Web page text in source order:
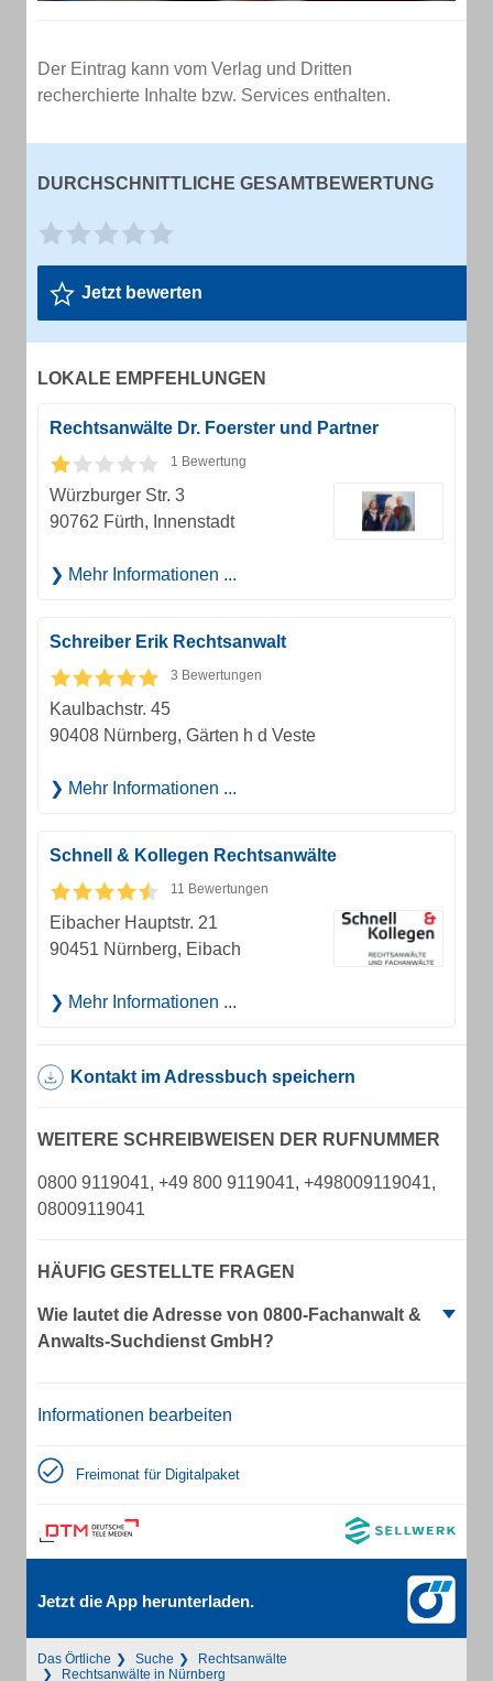
Der Eintrag kann vom Verlag und Dritten
recherchierte Inhalte bzw. Services enthalten.
DURCHSCHNITTLICHE GESAMTBEWERTUNG
Jetzt bewerten
LOKALE EMPFEHLUNGEN
Rechtsanwälte Dr. Foerster und Partner
1 Bewertung
Würzburger Str. 3
90762 Fürth, Innenstadt
Mehr Informationen ...
Schreiber Erik Rechtsanwalt
3 Bewertungen
Kaulbachstr. 45
90408 Nürnberg, Gärten h d Veste
Mehr Informationen ...
Schnell & Kollegen Rechtsanwälte
11 Bewertungen
Eibacher Hauptstr. 21
90451 Nürnberg, Eibach
Mehr Informationen ...
Kontakt im Adressbuch speichern
WEITERE SCHREIBWEISEN DER RUFNUMMER
0800 9119041, +49 800 9119041, +498009119041,
08009119041
HÄUFIG GESTELLTE FRAGEN
Wie lautet die Adresse von 0800-Fachanwalt &
Anwalts-Suchdienst GmbH?
Informationen bearbeiten
Freimonat für Digitalpaket
Jetzt die App herunterladen.
Das Örtliche Suche
Rechtsanwälte
Rechtsanwälte in Nürnberg